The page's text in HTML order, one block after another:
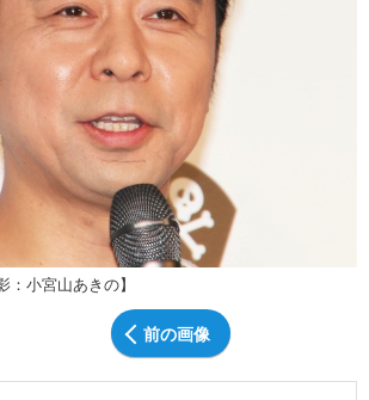
小宮山あきの】
前の画像